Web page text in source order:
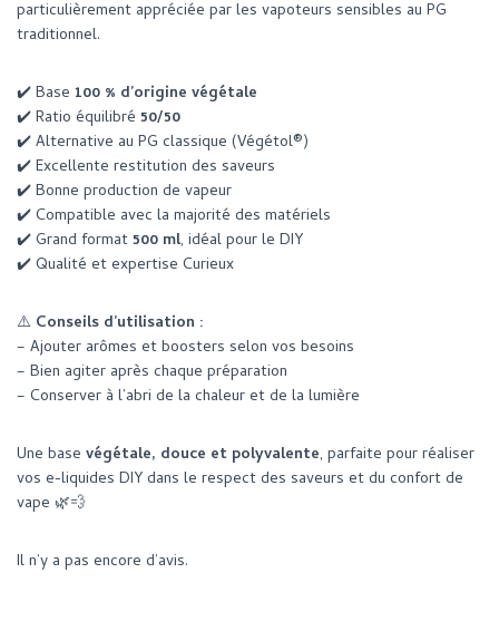
particulièrement appréciée par les vapoteurs sensibles au PG
traditionnel.
✔️ Base 100 % d’origine végétale
✔️ Ratio équilibré 50/50
✔️ Alternative au PG classique (Végétol®)
✔️ Excellente restitution des saveurs
✔️ Bonne production de vapeur
✔️ Compatible avec la majorité des matériels
✔️ Grand format500 ml, idéal pour le DIY
✔️ Qualité et expertise Curieux
⚠️ Conseils d’utilisation :
– Ajouter arômes et boosters selon vos besoins
– Bien agiter après chaque préparation
– Conserver à l’abri de la chaleur et de la lumière
Une base végétale, douce et polyvalente, parfaite pour réaliser
vos e-liquides DIY dans le respect des saveurs et du confort de
vape 🌿💨
Il n’y a pas encore d’avis.